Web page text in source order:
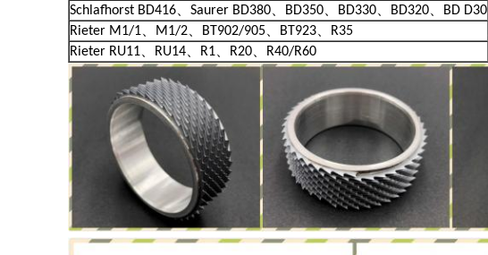
Schlafhorst BD416、Saurer BD380、BD350、BD330、BD320、BD D30
Rieter M1/1、M1/2、BT902/905、BT923、R35
Rieter RU11、RU14、R1、R20、R40/R60